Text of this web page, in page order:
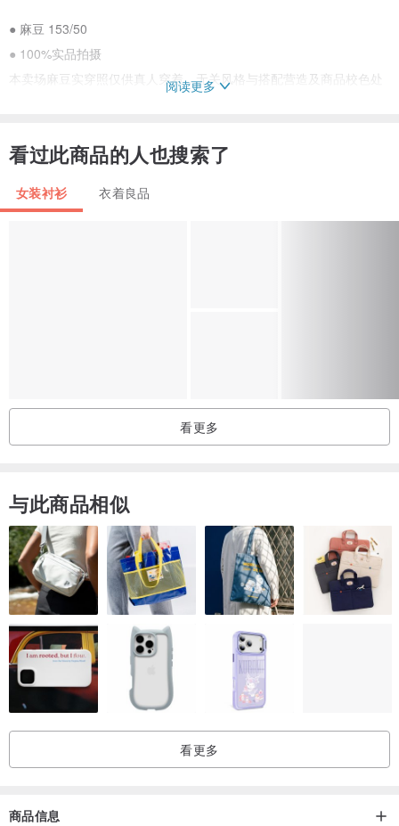
● 麻豆 153/50
● 100%实品拍摄
本卖场麻豆实穿照仅供真人穿着，无关风格与搭配营造及商品校色处
洗涤方式
皮革
真皮制品应定时上皮革保养油
被水喷溅到用干布擦拭后放在通风处风干
不使用时放置在通风干燥区域
并避免不当的挤压而变形
古着商品并非全新复制品，商品数量有限
难免有岁月痕迹，若有严重瑕疵皆会注明并附图
阅读更多
看过此商品的人也搜索了
女装衬衫 衣着良品
看更多
与此商品相似
看更多
商品信息